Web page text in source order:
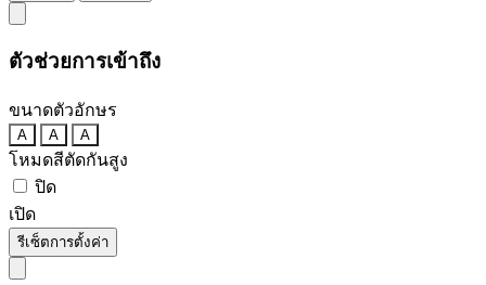
ตัวช่วยการเข้าถึง
ขนาดตัวอักษร
A A A
โหมดสีตัดกันสูง
ปิด
เปิด
รีเซ็ตการตั้งค่า